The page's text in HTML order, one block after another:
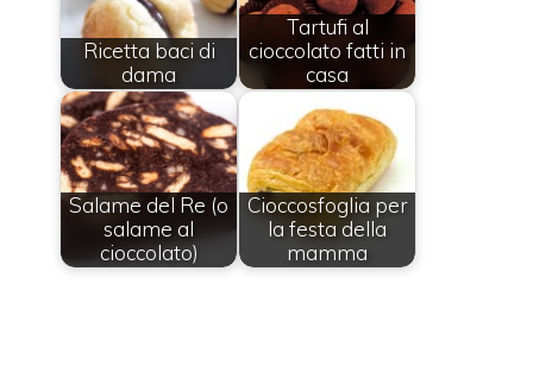
Ricetta baci di
dama
Tartufi al
cioccolato fatti in
casa
Salame del Re (o
salame al
cioccolato)
Cioccosfoglia per
la festa della
mamma